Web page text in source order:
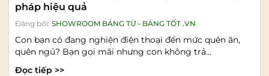
pháp hiệu quả
Đăng bởi: SHOWROOM BẢNG TỪ - BẢNG TỐT .VN
Con bạn có đang nghiện điện thoại đến mức quên ăn,
quên ngủ? Bạn gọi mãi nhưng con không trả...
Đọc tiếp >>